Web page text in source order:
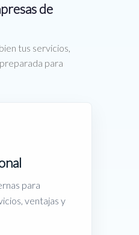
de
tus servicios,
para
para
ventajas y